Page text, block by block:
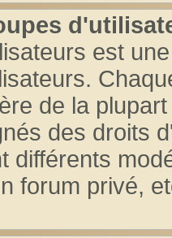
est
de la
des droits
différents
forum privé,